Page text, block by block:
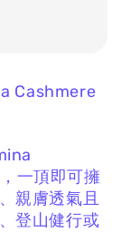
Cashmere
一頂即可擁
親膚透氣且
登山健行或